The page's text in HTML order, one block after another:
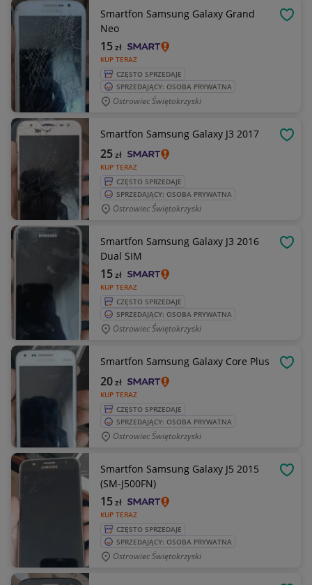
Smartfon Samsung Galaxy Grand
Neo
KUP TERAZ
15zł
CZĘSTO SPRZEDAJE
SPRZEDAJĄCY: OSOBA PRYWATNA
Ostrowiec Świętokrzyski
Smartfon Samsung Galaxy J3 2017
KUP TERAZ
25zł
CZĘSTO SPRZEDAJE
SPRZEDAJĄCY: OSOBA PRYWATNA
Ostrowiec Świętokrzyski
Smartfon Samsung Galaxy J3 2016
Dual SIM
KUP TERAZ
15zł
CZĘSTO SPRZEDAJE
SPRZEDAJĄCY: OSOBA PRYWATNA
Ostrowiec Świętokrzyski
Smartfon Samsung Galaxy Core Plus
KUP TERAZ
20zł
CZĘSTO SPRZEDAJE
SPRZEDAJĄCY: OSOBA PRYWATNA
Ostrowiec Świętokrzyski
Smartfon Samsung Galaxy J5 2015
(SM-J500FN)
KUP TERAZ
15zł
CZĘSTO SPRZEDAJE
SPRZEDAJĄCY: OSOBA PRYWATNA
Ostrowiec Świętokrzyski